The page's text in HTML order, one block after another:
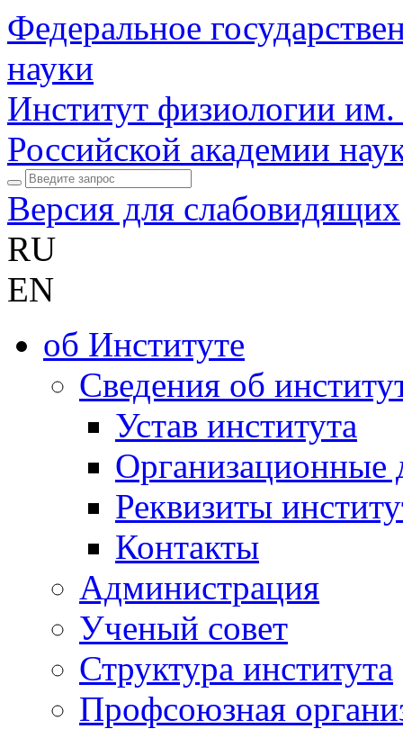
Федеральное
науки
Институт физиологии
Российской академии
Версия для слабовидящих
RU
EN
об Институте
Сведения об
Устав института
Организационные
Реквизиты
Контакты
Администрация
Ученый совет
Структура института
Профсоюзная